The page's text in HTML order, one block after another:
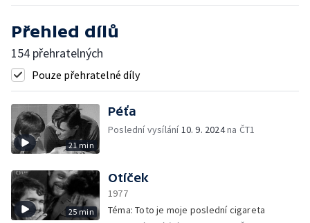
Přehled dílů
154 přehratelných
Pouze přehratelné díly
21 min
Péťa
Poslední vysílání10. 9. 2024na ČT1
25 min
Otíček
1977
Téma: Toto je moje poslední cigareta